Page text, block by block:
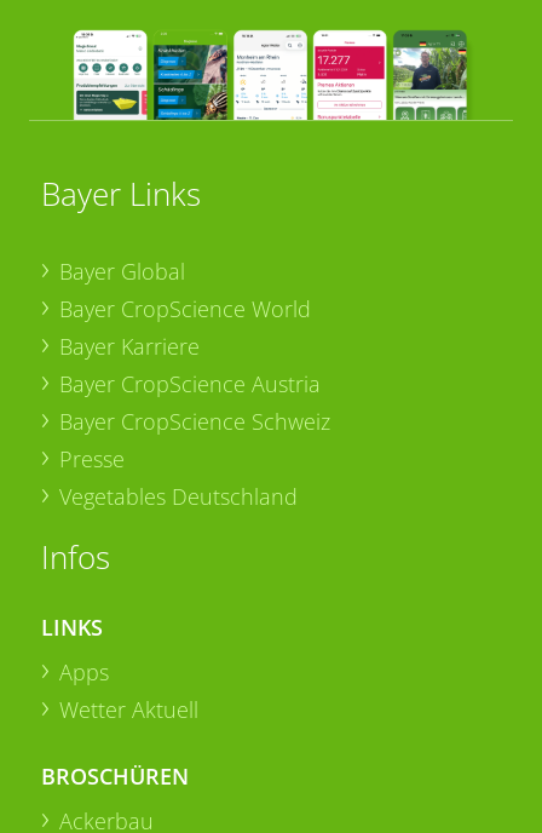
Bayer Links
Bayer Global
Bayer CropScience World
Bayer Karriere
Bayer CropScience Austria
Bayer CropScience Schweiz
Presse
Vegetables Deutschland
Infos
LINKS
Apps
Wetter Aktuell
BROSCHÜREN
Ackerbau